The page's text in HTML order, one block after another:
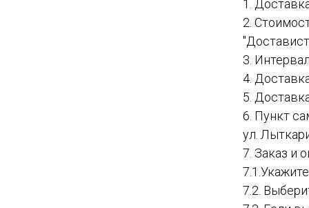
1.
2.
3.
4.
5.
6. Пункт
ул.
7. Заказ и
7.2.